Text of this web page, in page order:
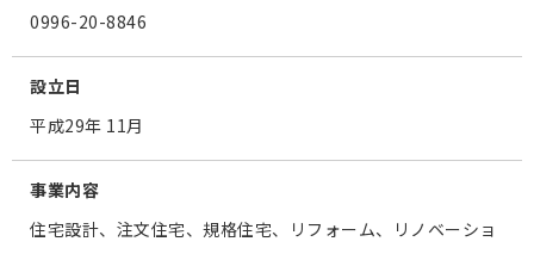
0996-20-8846
設立日
平成29年 11月
事業内容
住宅設計、注文住宅、規格住宅、リフォーム、リノベーショ